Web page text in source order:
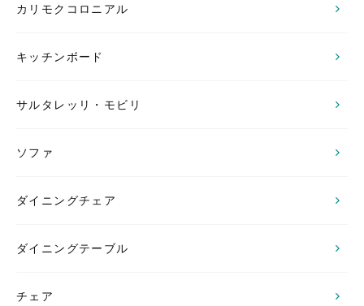
カリモクコロニアル
キッチンボード
サルタレッリ・モビリ
ソファ
ダイニングチェア
ダイニングテーブル
チェア